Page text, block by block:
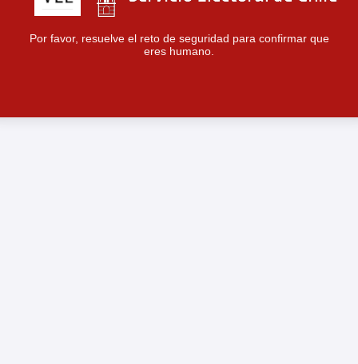
Por favor, resuelve el reto de seguridad para confirmar que
eres humano.